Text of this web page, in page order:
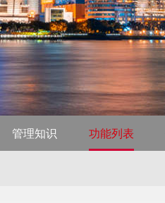
管理知识 功能列表